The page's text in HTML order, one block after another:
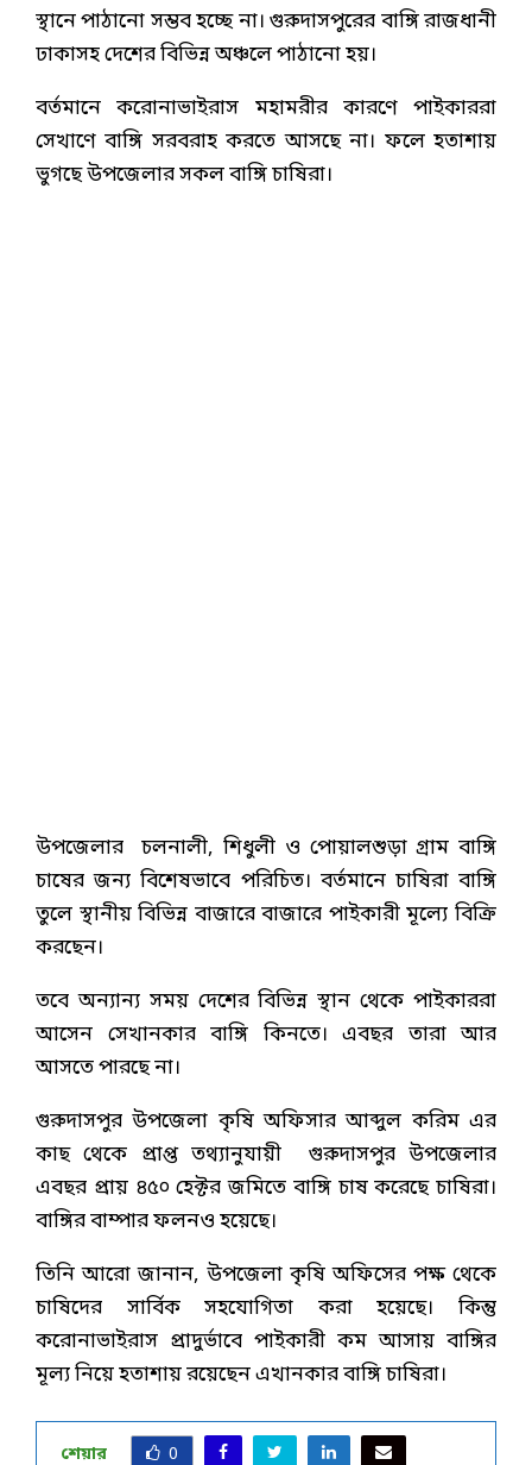
স্থানে পাঠানো সম্ভব হচ্ছে না। গুরুদাসপুরের বাঙ্গি রাজধানী
ঢাকাসহ দেশের বিভিন্ন অঞ্চলে পাঠানো হয়।
বর্তমানে করোনাভাইরাস মহামরীর কারণে পাইকাররা
সেখাণে বাঙ্গি সরবরাহ করতে আসছে না। ফলে হতাশায়
ভুগছে উপজেলার সকল বাঙ্গি চাষিরা।
উপজেলার চলনালী, শিধুলী ও পোয়ালশুড়া গ্রাম বাঙ্গি
চাষের জন্য বিশেষভাবে পরিচিত। বর্তমানে চাষিরা বাঙ্গি
তুলে স্থানীয় বিভিন্ন বাজারে বাজারে পাইকারী মূল্যে বিক্রি
করছেন।
তবে অন্যান্য সময় দেশের বিভিন্ন স্থান থেকে পাইকাররা
আসেন সেখানকার বাঙ্গি কিনতে। এবছর তারা আর
আসতে পারছে না।
গুরুদাসপুর উপজেলা কৃষি অফিসার আব্দুল করিম এর
কাছ থেকে প্রাপ্ত তথ্যানুযায়ী গুরুদাসপুর উপজেলার
এবছর প্রায় ৪৫০ হেক্টর জমিতে বাঙ্গি চাষ করেছে চাষিরা।
বাঙ্গির বাম্পার ফলনও হয়েছে।
তিনি আরো জানান, উপজেলা কৃষি অফিসের পক্ষ থেকে
চাষিদের সার্বিক সহযোগিতা করা হয়েছে। কিন্তু
করোনাভাইরাস প্রাদুর্ভাবে পাইকারী কম আসায় বাঙ্গির
মূল্য নিয়ে হতাশায় রয়েছেন এখানকার বাঙ্গি চাষিরা।
শেয়ার 0